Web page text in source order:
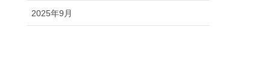
2025年9月